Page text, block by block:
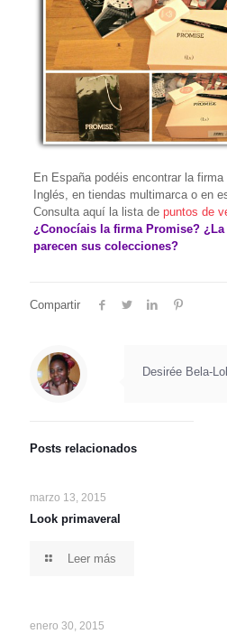
En España podéis encontrar la
Inglés, en tiendas multimarca o en
Consulta aquí la lista de puntos de
¿Conocíais la firma Promise?
parecen sus colecciones?
Compartir
Desirée Bela-
Posts relacionados
marzo 13, 2015
Look primaveral
Leer más
enero 30, 2015